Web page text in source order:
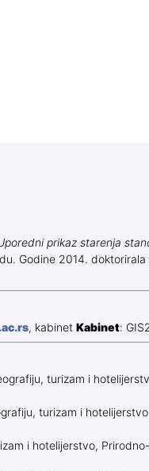
prikaz starenja
Godine 2014.
, kabinet Kabinet:
turizam i
turizam i
i hotelijerstvo,